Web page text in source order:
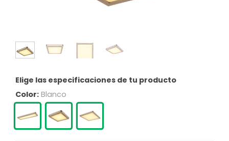
Elige las especificaciones de tu producto
Color: Blanco